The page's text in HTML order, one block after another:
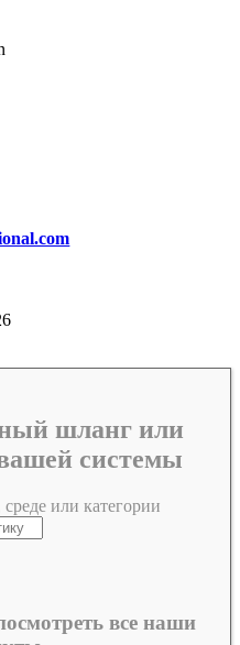
шланг или
системы
или категории
все наши